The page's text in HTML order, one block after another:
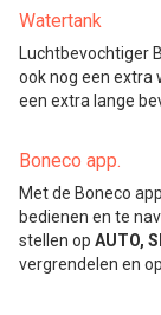
Watertank
Luchtbevochtiger
ook nog een extra
een extra lange
Boneco app.
Met de Boneco
bedienen en te
stellen op AUTO,
vergrendelen en op